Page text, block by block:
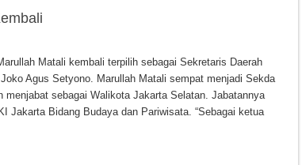
Matali kembali terpilih sebagai Sekretaris Daerah
Agus Setyono. Marullah Matali sempat menjadi Sekda
menjabat sebagai Walikota Jakarta Selatan. Jabatannya
Jakarta Bidang Budaya dan Pariwisata. “Sebagai ketua